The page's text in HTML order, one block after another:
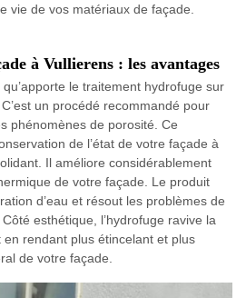
vie de vos matériaux de façade.
à Vullierens : les avantages
le traitement hydrofuge sur
un procédé recommandé pour
phénomènes de porosité. Ce
de l’état de votre façade à
Il améliore considérablement
de votre façade. Le produit
d’eau et résout les problèmes de
esthétique, l’hydrofuge ravive la
rendant plus étincelant et plus
de votre façade.